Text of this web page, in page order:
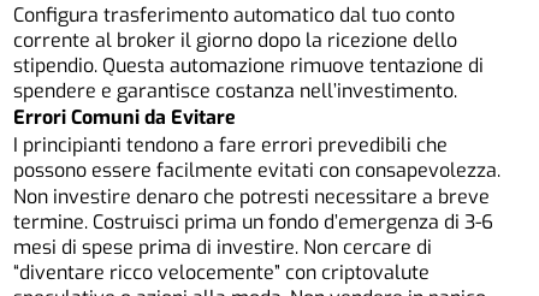
Configura trasferimento automatico dal tuo conto
corrente al broker il giorno dopo la ricezione dello
stipendio. Questa automazione rimuove tentazione di
spendere e garantisce costanza nell’investimento.
Errori Comuni da Evitare
I principianti tendono a fare errori prevedibili che
possono essere facilmente evitati con consapevolezza.
Non investire denaro che potresti necessitare a breve
termine. Costruisci prima un fondo d’emergenza di 3-6
mesi di spese prima di investire. Non cercare di
“diventare ricco velocemente” con criptovalute